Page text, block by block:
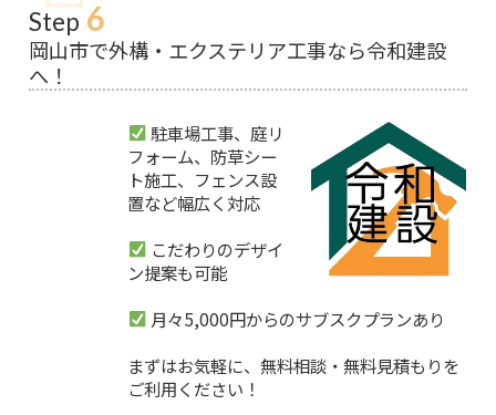
Step 6
岡山市で外構・エクステリア工事なら令和建設
へ！
駐車場工事、庭リ
フォーム、防草シー
ト施工、フェンス設
置など幅広く対応
こだわりのデザイ
ン提案も可能
月々5,000円からのサブスクプランあり
まずはお気軽に、無料相談・無料見積もりを
ご利用ください！